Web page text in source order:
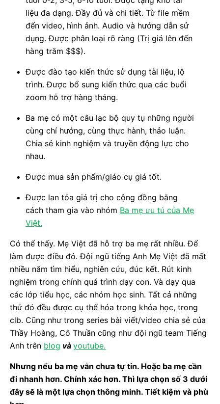
liệu đa dạng. Đầy đủ và chi tiết. Từ file mềm
đến video, hình ảnh. Audio và hướng dẫn sử
dụng. Được phân loại rõ ràng (Trị giá lên đến
hàng trăm $$$).
Được đào tạo kiến thức sử dụng tài liệu, lộ
trình. Được bổ sung kiến thức qua các buổi
zoom hỗ trợ hàng tháng.
Ba mẹ có một câu lạc bộ quy tụ những người
cùng chí hướng, cùng thực hành, thảo luận.
Chia sẻ kinh nghiệm và truyền động lực cho
nhau.
Được mua sản phẩm/giáo cụ giá tốt.
Được lan tỏa giá trị cho cộng đồng bằng
cách tham gia vào nhóm Ba mẹ ưu tú của Mẹ
Việt.
Có thể thấy. Mẹ Việt đã hỗ trợ ba mẹ rất nhiều. Để
làm được điều đó. Đội ngũ tiếng Anh Mẹ Việt đã mất
nhiều năm tìm hiểu, nghiên cứu, đúc kết. Rút kinh
nghiệm trong chính quá trình dạy con. Và dạy qua
các lớp tiểu học, các nhóm học sinh. Tất cả những
thứ đó đều được cụ thể hóa trong khóa học, trong
clb. Cũng như trong series bài viết/video chia sẻ của
Thầy Hoàng, Cô Thuần cũng như đội ngũ team Tiếng
Anh trên blog và youtube.
Nhưng nếu ba mẹ vẫn chưa tự tin. Hoặc ba mẹ cần
đi nhanh hơn. Chính xác hơn. Thì lựa chọn số 3 dưới
đây sẽ là một lựa chọn thông minh. Tiết kiệm và phù